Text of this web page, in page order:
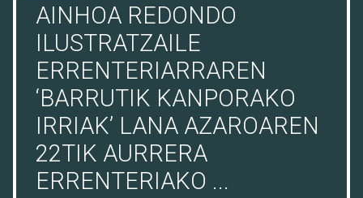
AINHOA REDONDO
ILUSTRATZAILE
ERRENTERIARRAREN
‘BARRUTIK KANPORAKO
IRRIAK’ LANA AZAROAREN
22TIK AURRERA
ERRENTERIAKO ...